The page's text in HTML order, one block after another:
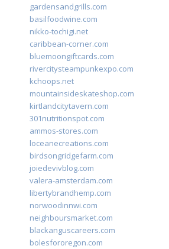
gardensandgrills.com
basilfoodwine.com
nikko-tochigi.net
caribbean-corner.com
bluemoongiftcards.com
rivercitysteampunkexpo.com
kchoops.net
mountainsideskateshop.com
kirtlandcitytavern.com
301nutritionspot.com
ammos-stores.com
loceanecreations.com
birdsongridgefarm.com
joiedevivblog.com
valera-amsterdam.com
libertybrandhemp.com
norwoodinnwi.com
neighboursmarket.com
blackanguscareers.com
bolesfororegon.com